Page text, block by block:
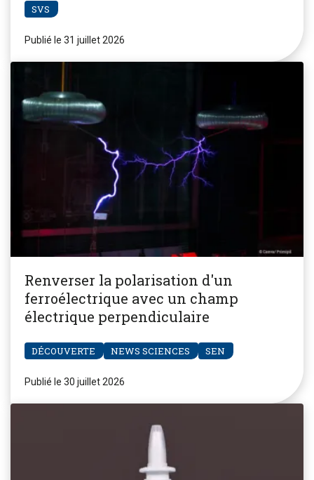
SVS
Publié le 31 juillet 2026
Renverser la polarisation d'un
ferroélectrique avec un champ
électrique perpendiculaire
DÉCOUVERTE NEWS SCIENCES SEN
Publié le 30 juillet 2026